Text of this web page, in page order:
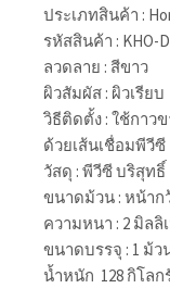
ประเภทสินค้า :
รหัสสินค้า : KHO-
ลวดลาย : สีขาว
ผิวสัมผัส : ผิวเรียบ
วิธีติดตั้ง : ใช้กาว
ด้วยเส้นเชื่อมพีวีซี
วัสดุ : พีวีซี บริสุทธิ์
ขนาดม้วน : หน้ากว้
ความหนา : 2 มิลลิ
ขนาดบรรจุ : 1 ม้ว
น้ำหนัก 128 กิโลก